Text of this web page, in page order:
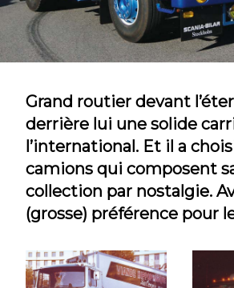
Grand routier devant
derrière lui une solide
l’international. Et il a
camions qui composent
collection par nostalgie.
(grosse) préférence pour